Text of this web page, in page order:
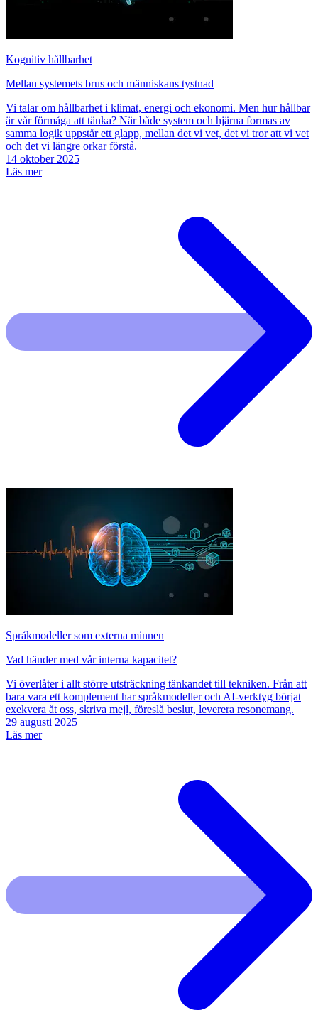
Kognitiv hållbarhet
Mellan systemets brus och människans tystnad
Vi talar om hållbarhet i klimat, energi och ekonomi. Men hur hållbar
är vår förmåga att tänka? När både system och hjärna formas av
samma logik uppstår ett glapp, mellan det vi vet, det vi tror att vi vet
och det vi längre orkar förstå.
14 oktober 2025
Läs mer
Språkmodeller som externa minnen
Vad händer med vår interna kapacitet?
Vi överlåter i allt större utsträckning tänkandet till tekniken. Från att
bara vara ett komplement har språkmodeller och AI-verktyg börjat
exekvera åt oss, skriva mejl, föreslå beslut, leverera resonemang.
29 augusti 2025
Läs mer